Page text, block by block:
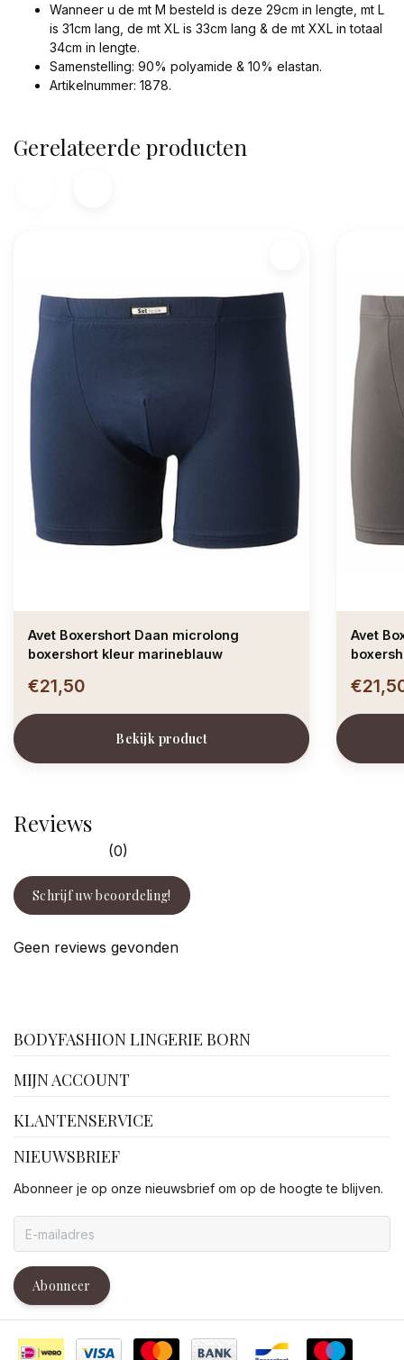
Wanneer u de mt M besteld is deze 29cm in lengte, mt L
is 31cm lang, de mt XL is 33cm lang & de mt XXL in totaal
34cm in lengte.
Samenstelling: 90% polyamide & 10% elastan.
Artikelnummer: 1878.
Gerelateerde producten
Avet Boxershort Daan microlong
boxershort kleur marineblauw
€21,50
Bekijk product
Avet
Reviews
(0)
Schrijf uw beoordeling!
Geen reviews gevonden
BODYFASHION LINGERIE BORN
MIJN ACCOUNT
KLANTENSERVICE
NIEUWSBRIEF
Abonneer je op onze nieuwsbrief om op de hoogte te blijven.
Abonneer